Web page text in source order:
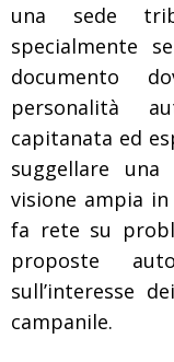
una sede
specialmente
documento
personalità
capitanata ed
suggellare
visione ampia
fa rete su
proposte
sull’interesse
campanile.